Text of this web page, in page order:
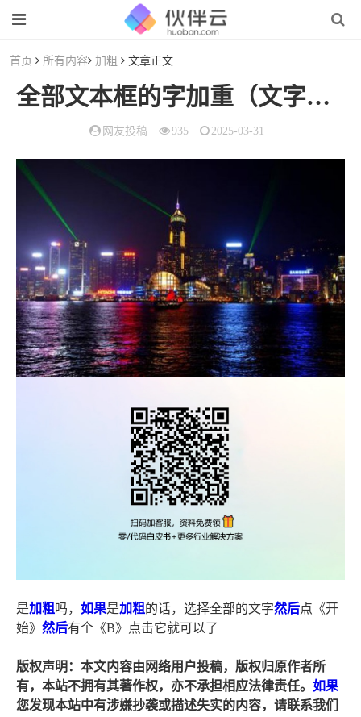
首页 所有内容 加粗 文章正文
全部文本框的字加重（文字和文本框叠加怎么办）
网友投稿 935 2025-03-31
是加粗 吗， 如果是加粗 的话，选择全部的文字然后点《开
始》 然后有个《B》点击它就可以了
版权声明：本文内容由网络用户投稿，版权归原作者所
有，本站不拥有其著作权，亦不承担相应法律责任。 如果
您发现本站中有涉嫌抄袭或描述失实的内容，请联系我们